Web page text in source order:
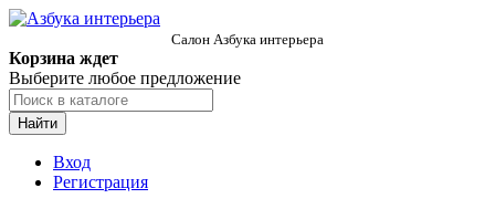
Салон Азбука интерьера
Корзина ждет
Выберите любое предложение
Найти
Вход
Регистрация